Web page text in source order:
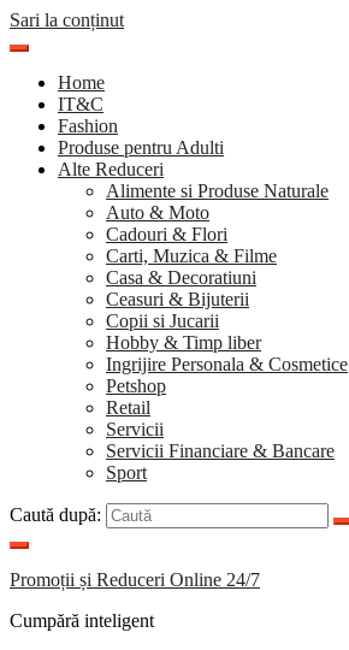
Sari la conținut
Home
IT&C
Fashion
Produse pentru Adulti
Alte Reduceri
Alimente si Produse Naturale
Auto & Moto
Cadouri & Flori
Carti, Muzica & Filme
Casa & Decoratiuni
Ceasuri & Bijuterii
Copii si Jucarii
Hobby & Timp liber
Ingrijire Personala & Cosmetice
Petshop
Retail
Servicii
Servicii Financiare & Bancare
Sport
Caută după:
Promoții și Reduceri Online 24/7
Cumpără inteligent